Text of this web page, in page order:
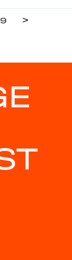
9 >